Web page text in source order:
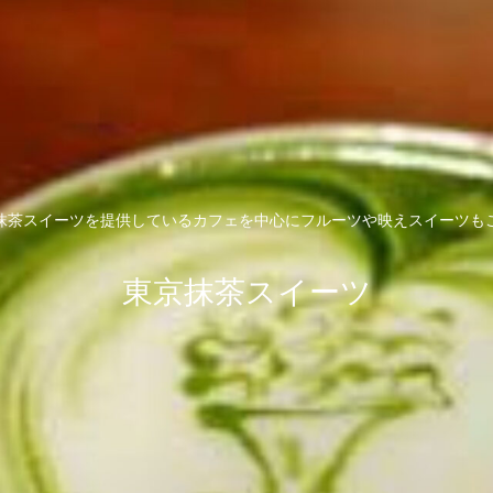
茶スイーツを提供しているカフェを中心にフルーツや映えスイーツも
東京抹茶スイーツ